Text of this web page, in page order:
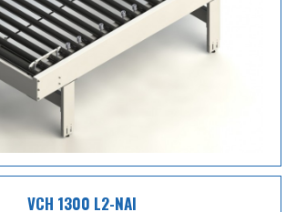
VCH 1300 L2-NAI